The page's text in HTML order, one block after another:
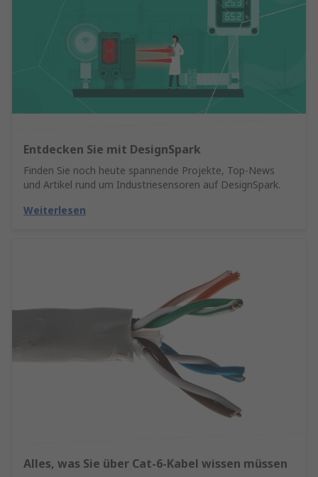
Entdecken Sie mit DesignSpark
Finden Sie noch heute spannende Projekte, Top-News
und Artikel rund um Industriesensoren auf DesignSpark.
Weiterlesen
Alles, was Sie über Cat-6-Kabel wissen müssen